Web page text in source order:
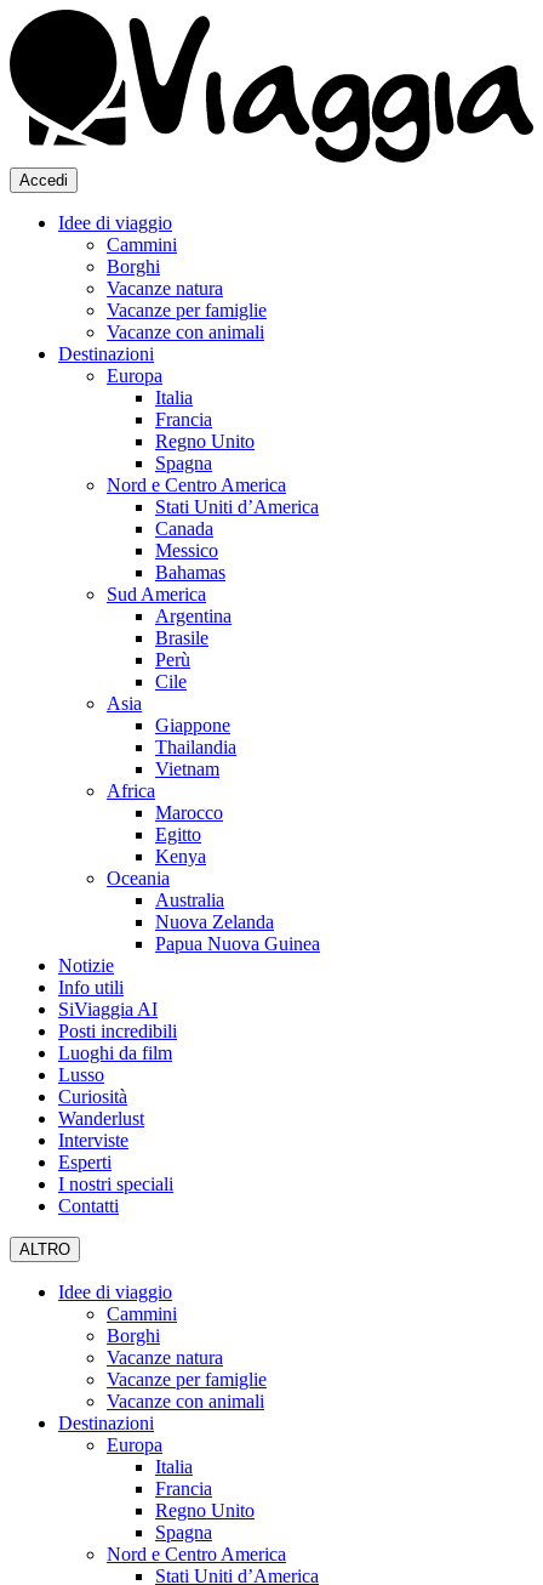
Accedi
Idee di viaggio
Cammini
Borghi
Vacanze natura
Vacanze per famiglie
Vacanze con animali
Destinazioni
Europa
Italia
Francia
Regno Unito
Spagna
Nord e Centro America
Stati Uniti d’America
Canada
Messico
Bahamas
Sud America
Argentina
Brasile
Perù
Cile
Asia
Giappone
Thailandia
Vietnam
Africa
Marocco
Egitto
Kenya
Oceania
Australia
Nuova Zelanda
Papua Nuova Guinea
Notizie
Info utili
SiViaggia AI
Posti incredibili
Luoghi da film
Lusso
Curiosità
Wanderlust
Interviste
Esperti
I nostri speciali
Contatti
ALTRO
Idee di viaggio
Cammini
Borghi
Vacanze natura
Vacanze per famiglie
Vacanze con animali
Destinazioni
Europa
Italia
Francia
Regno Unito
Spagna
Nord e Centro America
Stati Uniti d’America